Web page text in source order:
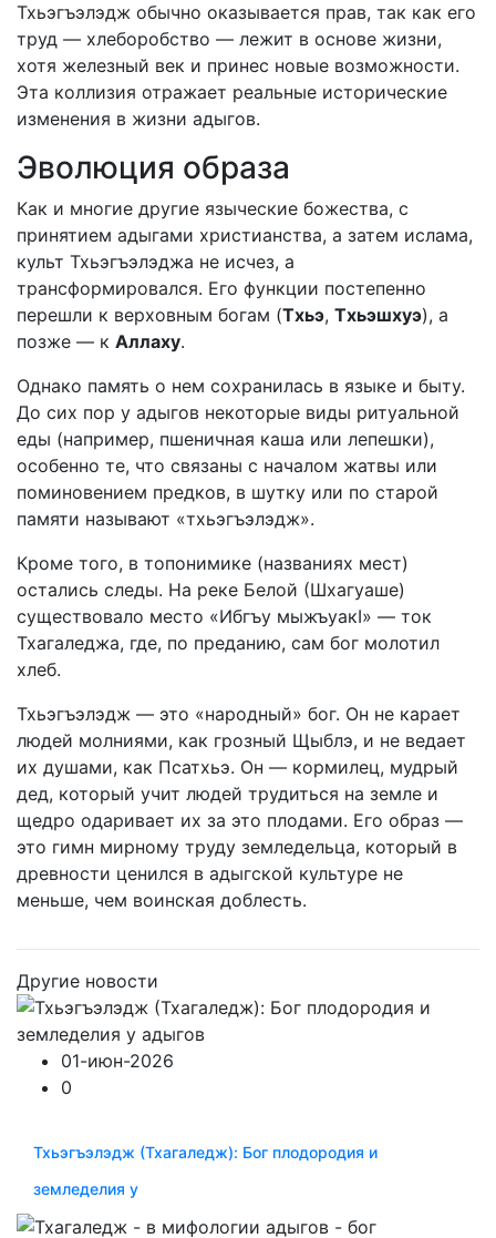
Тхьэгъэлэдж обычно оказывается прав, так как его
труд — хлеборобство — лежит в основе жизни,
хотя железный век и принес новые возможности.
Эта коллизия отражает реальные исторические
изменения в жизни адыгов.
Эволюция образа
Как и многие другие языческие божества, с
принятием адыгами христианства, а затем ислама,
культ Тхьэгъэлэджа не исчез, а
трансформировался. Его функции постепенно
перешли к верховным богам (Тхьэ, Тхьэшхуэ), а
позже — к Аллаху.
Однако память о нем сохранилась в языке и быту.
До сих пор у адыгов некоторые виды ритуальной
еды (например, пшеничная каша или лепешки),
особенно те, что связаны с началом жатвы или
поминовением предков, в шутку или по старой
памяти называют «тхьэгъэлэдж».
Кроме того, в топонимике (названиях мест)
остались следы. На реке Белой (Шхагуаше)
существовало место «Ибгъу мыжъуакI» — ток
Тхагаледжа, где, по преданию, сам бог молотил
хлеб.
Тхьэгъэлэдж — это «народный» бог. Он не карает
людей молниями, как грозный Щыблэ, и не ведает
их душами, как Псатхьэ. Он — кормилец, мудрый
дед, который учит людей трудиться на земле и
щедро одаривает их за это плодами. Его образ —
это гимн мирному труду земледельца, который в
древности ценился в адыгской культуре не
меньше, чем воинская доблесть.
Другие новости
01-июн-2026
0
Тхьэгъэлэдж (Тхагаледж): Бог плодородия и
земледелия у